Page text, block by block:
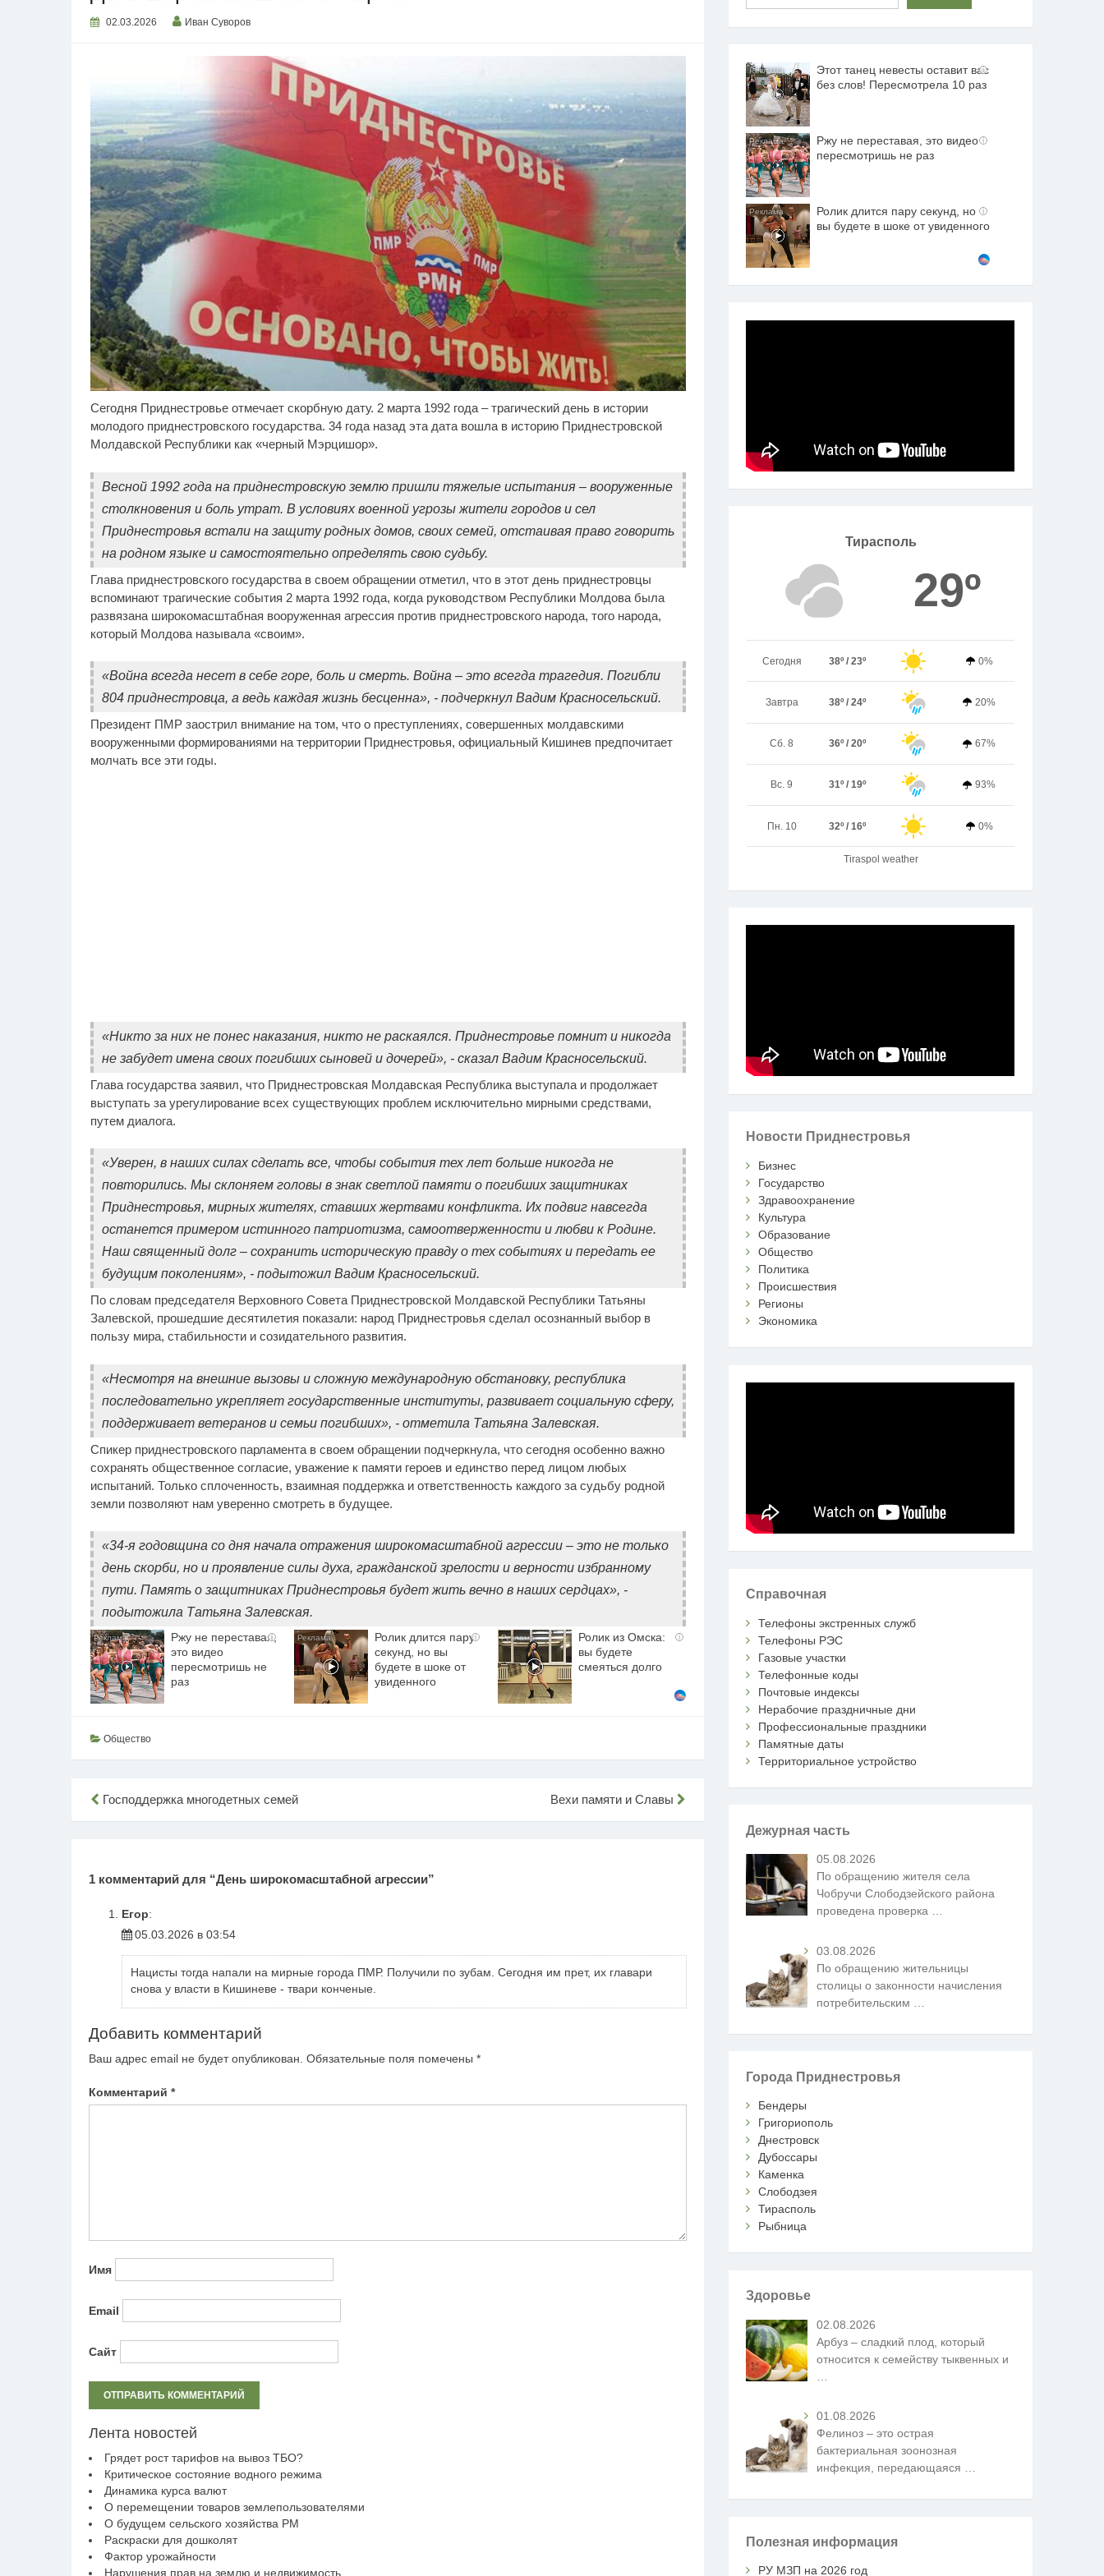
02.03.2026 Иван Суворов
Сегодня Приднестровье отмечает скорбную дату. 2 марта 1992 года – трагический день в истории
молодого приднестровского государства. 34 года назад эта дата вошла в историю Приднестровской
Молдавской Республики как «черный Мэрцишор».
Весной 1992 года на приднестровскую землю пришли тяжелые испытания – вооруженные
столкновения и боль утрат. В условиях военной угрозы жители городов и сел
Приднестровья встали на защиту родных домов, своих семей, отстаивая право говорить
на родном языке и самостоятельно определять свою судьбу.
Глава приднестровского государства в своем обращении отметил, что в этот день приднестровцы
вспоминают трагические события 2 марта 1992 года, когда руководством Республики Молдова была
развязана широкомасштабная вооруженная агрессия против приднестровского народа, того народа,
который Молдова называла «своим».
«Война всегда несет в себе горе, боль и смерть. Война – это всегда трагедия. Погибли
804 приднестровца, а ведь каждая жизнь бесценна», - подчеркнул Вадим Красносельский.
Президент ПМР заострил внимание на том, что о преступлениях, совершенных молдавскими
вооруженными формированиями на территории Приднестровья, официальный Кишинев предпочитает
молчать все эти годы.
«Никто за них не понес наказания, никто не раскаялся. Приднестровье помнит и никогда
не забудет имена своих погибших сыновей и дочерей», - сказал Вадим Красносельский.
Глава государства заявил, что Приднестровская Молдавская Республика выступала и продолжает
выступать за урегулирование всех существующих проблем исключительно мирными средствами,
путем диалога.
«Уверен, в наших силах сделать все, чтобы события тех лет больше никогда не
повторились. Мы склоняем головы в знак светлой памяти о погибших защитниках
Приднестровья, мирных жителях, ставших жертвами конфликта. Их подвиг навсегда
останется примером истинного патриотизма, самоотверженности и любви к Родине.
Наш священный долг – сохранить историческую правду о тех событиях и передать ее
будущим поколениям», - подытожил Вадим Красносельский.
По словам председателя Верховного Совета Приднестровской Молдавской Республики Татьяны
Залевской, прошедшие десятилетия показали: народ Приднестровья сделал осознанный выбор в
пользу мира, стабильности и созидательного развития.
«Несмотря на внешние вызовы и сложную международную обстановку, республика
последовательно укрепляет государственные институты, развивает социальную сферу,
поддерживает ветеранов и семьи погибших», - отметила Татьяна Залевская.
Спикер приднестровского парламента в своем обращении подчеркнула, что сегодня особенно важно
сохранять общественное согласие, уважение к памяти героев и единство перед лицом любых
испытаний. Только сплоченность, взаимная поддержка и ответственность каждого за судьбу родной
земли позволяют нам уверенно смотреть в будущее.
«34-я годовщина со дня начала отражения широкомасштабной агрессии – это не только
день скорби, но и проявление силы духа, гражданской зрелости и верности избранному
пути. Память о защитниках Приднестровья будет жить вечно в наших сердцах», -
подытожила Татьяна Залевская.
i
Ржу не переставая,
это видео
пересмотришь не
раз
i
Ролик длится пару
секунд, но вы
будете в шоке от
увиденного
i
Ролик из Омска:
вы будете
смеяться долго
Общество
Навигация
по
Господдержка многодетных семей Вехи памяти и Славы
1 комментарий для “День широкомасштабной агрессии”
Егор:
05.03.2026 в 03:54
Нацисты тогда напали на мирные города ПМР. Получили по зубам. Сегодня им прет, их главари
снова у власти в Кишиневе - твари конченые.
Добавить комментарий
Ваш адрес email не будет опубликован. Обязательные поля помечены *
Комментарий *
Имя
Email
Сайт
Лента новостей
Грядет рост тарифов на вывоз ТБО?
Критическое состояние водного режима
Динамика курса валют
О перемещении товаров землепользователями
О будущем сельского хозяйства РМ
Раскраски для дошколят
Фактор урожайности
Нарушения прав на землю и недвижимость
i
Этот танец невесты оставит вас
без слов! Пересмотрела 10 раз
i
Ржу не переставая, это видео
пересмотришь не раз
i
Ролик длится пару секунд, но
вы будете в шоке от увиденного
Тирасполь
29º
Сегодня 38º / 23º 0%
Завтра 38º / 24º 20%
Сб. 8 36º / 20º 67%
Вс. 9 31º / 19º 93%
Пн. 10 32º / 16º 0%
Tiraspol weather
Новости Приднестровья
Бизнес
Государство
Здравоохранение
Культура
Образование
Общество
Политика
Происшествия
Регионы
Экономика
Справочная
Телефоны экстренных служб
Телефоны РЭС
Газовые участки
Телефонные коды
Почтовые индексы
Нерабочие праздничные дни
Профессиональные праздники
Памятные даты
Территориальное устройство
Дежурная часть
05.08.2026
По обращению жителя села
Чобручи Слободзейского района
проведена проверка …
03.08.2026
По обращению жительницы
столицы о законности начисления
потребительским
Города Приднестровья
Бендеры
Григориополь
Днестровск
Дубоссары
Каменка
Слободзея
Тирасполь
Рыбница
Здоровье
02.08.2026
Арбуз – сладкий плод, который
относится к семейству тыквенных и
01.08.2026
Фелиноз – это острая
бактериальная зоонозная
инфекция, передающаяся
Полезная информация
РУ МЗП на 2026 год
i
Этот танец невесты
оставит вас без слов!
Пересмотрела 10 раз
i
Ржу не переставая, это
видео пересмотришь не
раз
Королева вагона
отожгла! Видео не
оставит равнодушным